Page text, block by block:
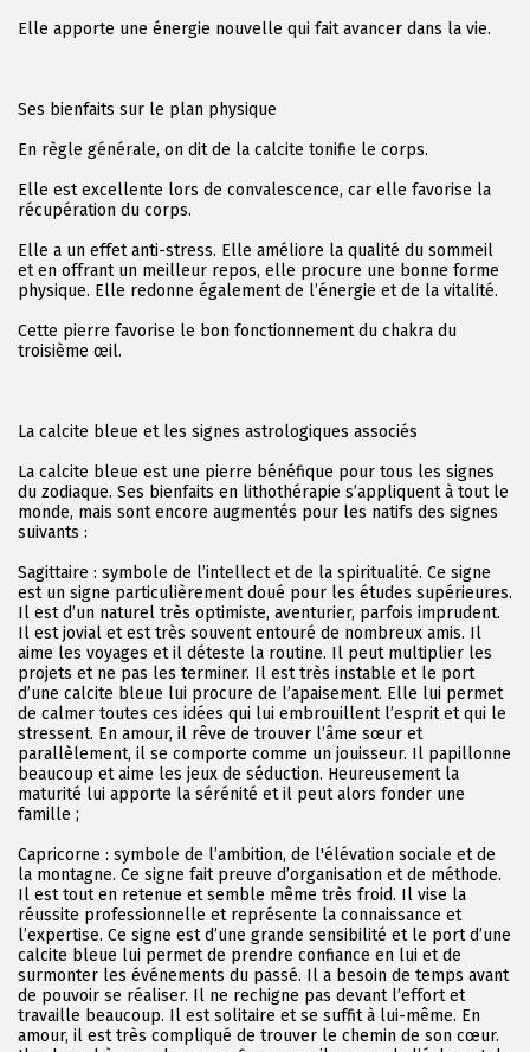
Elle apporte une énergie nouvelle qui fait avancer dans la vie.
Ses bienfaits sur le plan physique
En règle générale, on dit de la calcite tonifie le corps.
Elle est excellente lors de convalescence, car elle favorise la
récupération du corps.
Elle a un effet anti-stress. Elle améliore la qualité du sommeil
et en offrant un meilleur repos, elle procure une bonne forme
physique. Elle redonne également de l’énergie et de la vitalité.
Cette pierre favorise le bon fonctionnement du chakra du
troisième œil.
La calcite bleue et les signes astrologiques associés
La calcite bleue est une pierre bénéfique pour tous les signes
du zodiaque. Ses bienfaits en lithothérapie s’appliquent à tout le
monde, mais sont encore augmentés pour les natifs des signes
suivants :
Sagittaire : symbole de l’intellect et de la spiritualité. Ce signe
est un signe particulièrement doué pour les études supérieures.
Il est d’un naturel très optimiste, aventurier, parfois imprudent.
Il est jovial et est très souvent entouré de nombreux amis. Il
aime les voyages et il déteste la routine. Il peut multiplier les
projets et ne pas les terminer. Il est très instable et le port
d’une calcite bleue lui procure de l’apaisement. Elle lui permet
de calmer toutes ces idées qui lui embrouillent l’esprit et qui le
stressent. En amour, il rêve de trouver l’âme sœur et
parallèlement, il se comporte comme un jouisseur. Il papillonne
beaucoup et aime les jeux de séduction. Heureusement la
maturité lui apporte la sérénité et il peut alors fonder une
famille ;
Capricorne : symbole de l’ambition, de l'élévation sociale et de
la montagne. Ce signe fait preuve d’organisation et de méthode.
Il est tout en retenue et semble même très froid. Il vise la
réussite professionnelle et représente la connaissance et
l’expertise. Ce signe est d’une grande sensibilité et le port d’une
calcite bleue lui permet de prendre confiance en lui et de
surmonter les événements du passé. Il a besoin de temps avant
de pouvoir se réaliser. Il ne rechigne pas devant l’effort et
travaille beaucoup. Il est solitaire et se suffit à lui-même. En
amour, il est très compliqué de trouver le chemin de son cœur.